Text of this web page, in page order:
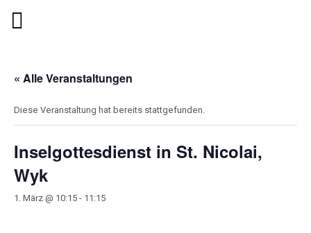
« Alle Veranstaltungen
Diese Veranstaltung hat bereits stattgefunden.
Inselgottesdienst in St. Nicolai,
Wyk
1. März @ 10:15 - 11:15